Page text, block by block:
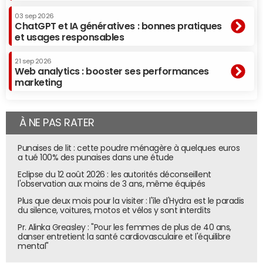
03 sep 2026
ChatGPT et IA génératives : bonnes pratiques
et usages responsables
21 sep 2026
Web analytics : booster ses performances
marketing
À NE PAS RATER
Punaises de lit : cette poudre ménagère à quelques euros
a tué 100% des punaises dans une étude
Eclipse du 12 août 2026 : les autorités déconseillent
l'observation aux moins de 3 ans, même équipés
Plus que deux mois pour la visiter : l'île d'Hydra est le paradis
du silence, voitures, motos et vélos y sont interdits
Pr. Alinka Greasley : "Pour les femmes de plus de 40 ans,
danser entretient la santé cardiovasculaire et l'équilibre
mental"